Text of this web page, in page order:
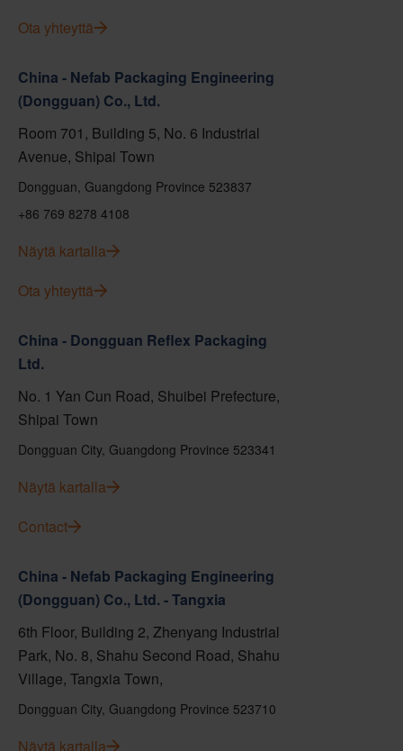
Ota yhteyttä
China - Nefab Packaging Engineering
(Dongguan) Co., Ltd.
Room 701, Building 5, No. 6 Industrial
Avenue, Shipai Town
Dongguan, Guangdong Province 523837
+86 769 8278 4108
Näytä kartalla
Ota yhteyttä
China - Dongguan Reflex Packaging
Ltd.
No. 1 Yan Cun Road, Shuibei Prefecture,
Shipai Town
Dongguan City, Guangdong Province 523341
Näytä kartalla
Contact
China - Nefab Packaging Engineering
(Dongguan) Co., Ltd. - Tangxia
6th Floor, Building 2, Zhenyang Industrial
Park, No. 8, Shahu Second Road, Shahu
Village, Tangxia Town,
Dongguan City, Guangdong Province 523710
Näytä kartalla